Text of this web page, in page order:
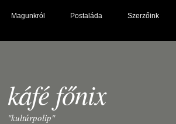
Magunkról Postaláda Szerzőink
káfé főnix
"kultúrpolip"